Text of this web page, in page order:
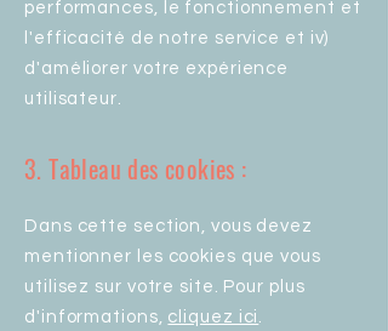
performances, le fonctionnement et
l'efficacité de notre service et iv)
d'améliorer votre expérience
utilisateur.
3. Tableau des cookies :
Dans cette section, vous devez
mentionner les cookies que vous
utilisez sur votre site. Pour plus
d'informations, cliquez ici .